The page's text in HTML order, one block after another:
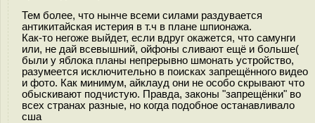
Тем более, что нынче всеми силами раздувается
антикитайская истерия в т.ч в плане шпионажа.
Как-то негоже выйдет, если вдруг окажется, что самунги
или, не дай всевышний, ойфоны сливают ещё и больше(
были у яблока планы непрерывно шмонать устройство,
разумеется исключительно в поисках запрещённого видео
и фото. Как минимум, айклауд они не особо скрывают что
обыскивают подчистую. Правда, законы "запрещёнки" во
всех странах разные, но когда подобное останавливало
сша